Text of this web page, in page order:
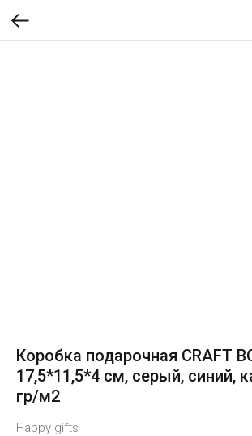
Коробка подарочная CRAFT
17,5*11,5*4 см, серый, синий,
гр/м2
Happy gifts